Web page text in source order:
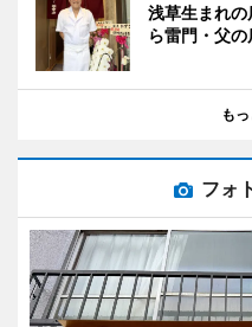
浅草生まれ
ら雷門・父
も
フォ